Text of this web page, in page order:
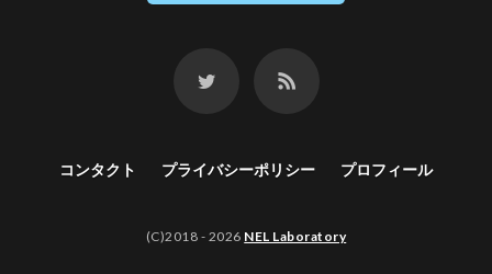
コンタクト プライバシーポリシー プロフィール
(C)2018 - 2026 NEL Laboratory